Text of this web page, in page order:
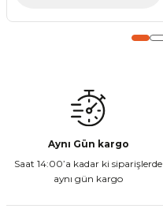
Aynı Gün kargo
Saat 14:00’a kadar ki siparişlerde
aynı gün kargo